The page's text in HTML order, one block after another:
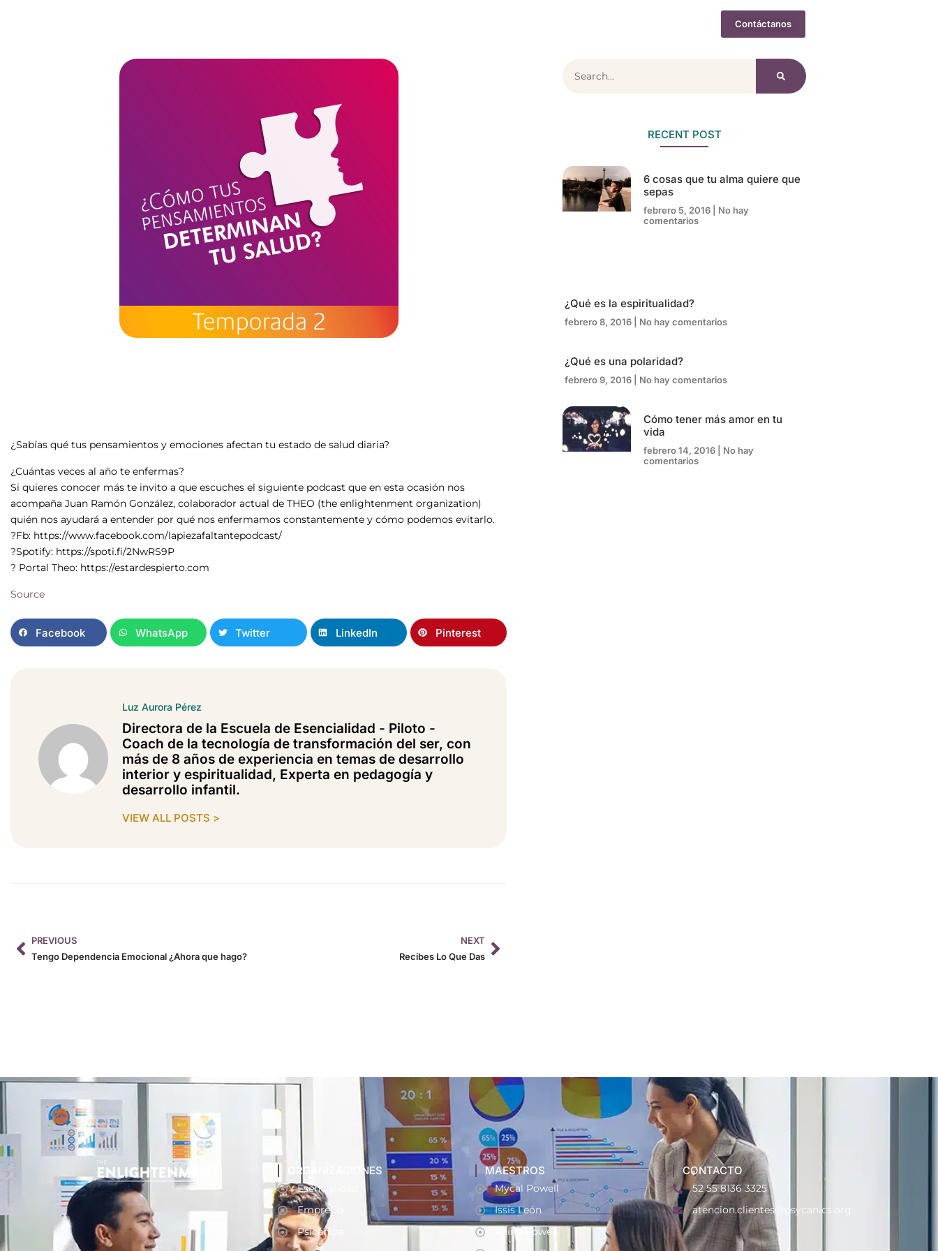
Contáctanos
¿Sabías qué tus pensamientos y emociones afectan tu estado de salud diaria?
¿Cuántas veces al año te enfermas?
Si quieres conocer más te invito a que escuches el siguiente podcast que en esta ocasión nos
acompaña Juan Ramón González, colaborador actual de THEO (the enlightenment organization)
quién nos ayudará a entender por qué nos enfermamos constantemente y cómo podemos evitarlo.
?Fb: https://www.facebook.com/lapiezafaltantepodcast/
?Spotify: https://spoti.fi/2NwRS9P
? Portal Theo: https://estardespierto.com
Source
Facebook WhatsApp Twitter LinkedIn Pinterest
Luz Aurora Pérez
Directora de la Escuela de Esencialidad - Piloto -
Coach de la tecnología de transformación del ser, con
más de 8 años de experiencia en temas de desarrollo
interior y espiritualidad, Experta en pedagogía y
desarrollo infantil.
VIEW ALL POSTS >
PREVIOUS
Tengo Dependencia Emocional ¿Ahora que hago?
NEXT
Recibes Lo Que Das
RECENT POST
6 cosas que tu alma quiere que
sepas
febrero 5, 2016
No hay
comentarios
¿Qué es la espiritualidad?
febrero 8, 2016 No hay comentarios
¿Qué es una polaridad?
febrero 9, 2016 No hay comentarios
Cómo tener más amor en tu
vida
febrero 14, 2016
No hay
comentarios
ORGANIZACIONES
Esencialidad
EmpreCo
Psicánica
MAESTROS
Mycal Powell
Issis León
Alline Powell
CONTACTO
52 55 8136 3325
atencion.clientes@psycanics.org